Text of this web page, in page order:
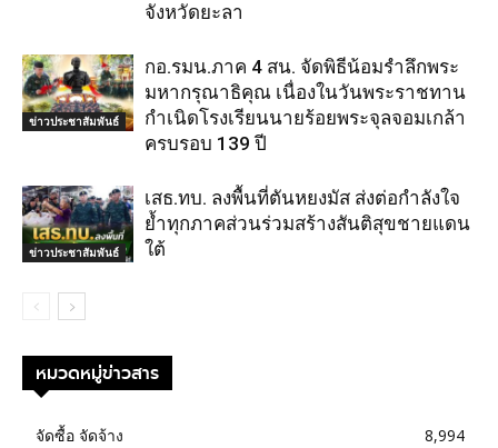
จังหวัดยะลา
ข่าวประชาสัมพันธ์
กอ.รมน.ภาค 4 สน. จัดพิธีน้อมรำลึกพระ
มหากรุณาธิคุณ เนื่องในวันพระราชทาน
กำเนิดโรงเรียนนายร้อยพระจุลจอมเกล้า
ครบรอบ 139 ปี
ข่าวประชาสัมพันธ์
เสธ.ทบ. ลงพื้นที่ตันหยงมัส ส่งต่อกำลังใจ
ย้ำทุกภาคส่วนร่วมสร้างสันติสุขชายแดน
ใต้
หมวดหมู่ข่าวสาร
จัดซื้อ จัดจ้าง
8,994